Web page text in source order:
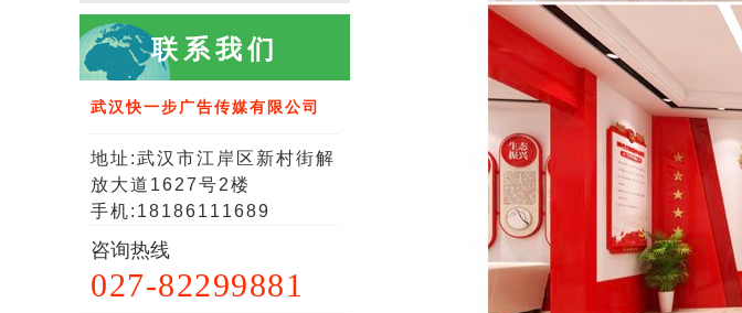
联系我们
武汉快一步广告传媒有限公司
地址:武汉市江岸区新村街解
放大道1627号2楼
手机:18186111689
咨询热线
027-82299881